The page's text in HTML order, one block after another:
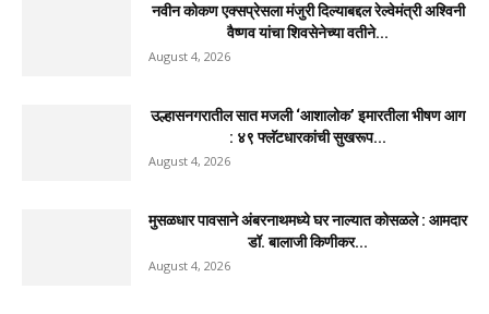
नवीन कोकण एक्सप्रेसला मंजुरी दिल्याबद्दल रेल्वेमंत्री अश्विनी
वैष्णव यांचा शिवसेनेच्या वतीने...
August 4, 2026
उल्हासनगरातील सात मजली ‘आशालोक’ इमारतीला भीषण आग
: ४९ फ्लॅटधारकांची सुखरूप...
August 4, 2026
मुसळधार पावसाने अंबरनाथमध्ये घर नाल्यात कोसळले : आमदार
डॉ. बालाजी किणीकर...
August 4, 2026